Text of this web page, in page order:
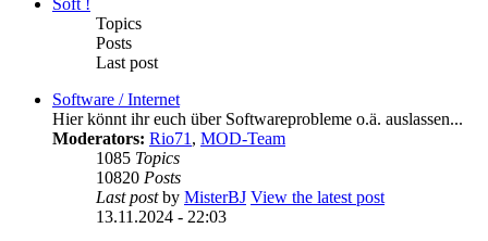
Soft !
Topics
Posts
Last post
Software / Internet
Hier könnt ihr euch über Softwareprobleme o.ä. auslassen...
Moderators: Rio71, MOD-Team
1085 Topics
10820 Posts
Last postby MisterBJ View the latest post
13.11.2024 - 22:03